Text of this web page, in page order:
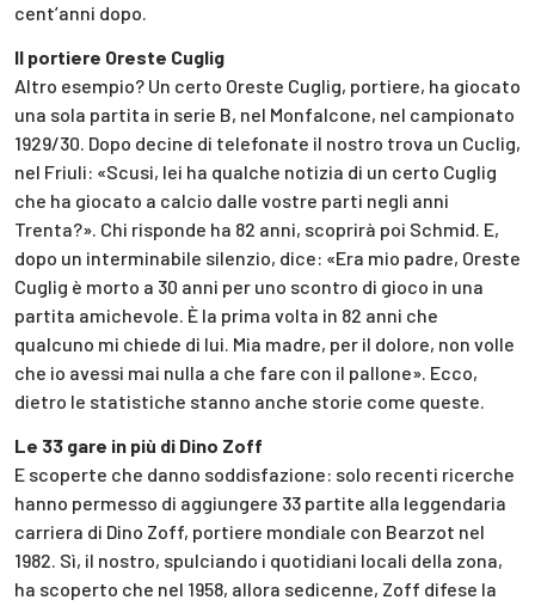
cent’anni dopo.
Il portiere Oreste Cuglig
Altro esempio? Un certo Oreste Cuglig, portiere, ha giocato
una sola partita in serie B, nel Monfalcone, nel campionato
1929/30. Dopo decine di telefonate il nostro trova un Cuclig,
nel Friuli: «Scusi, lei ha qualche notizia di un certo Cuglig
che ha giocato a calcio dalle vostre parti negli anni
Trenta?». Chi risponde ha 82 anni, scoprirà poi Schmid. E,
dopo un interminabile silenzio, dice: «Era mio padre, Oreste
Cuglig è morto a 30 anni per uno scontro di gioco in una
partita amichevole. È la prima volta in 82 anni che
qualcuno mi chiede di lui. Mia madre, per il dolore, non volle
che io avessi mai nulla a che fare con il pallone». Ecco,
dietro le statistiche stanno anche storie come queste.
Le 33 gare in più di Dino Zoff
E scoperte che danno soddisfazione: solo recenti ricerche
hanno permesso di aggiungere 33 partite alla leggendaria
carriera di Dino Zoff, portiere mondiale con Bearzot nel
1982. Sì, il nostro, spulciando i quotidiani locali della zona,
ha scoperto che nel 1958, allora sedicenne, Zoff difese la